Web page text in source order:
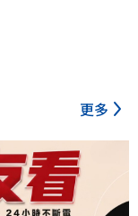
更多